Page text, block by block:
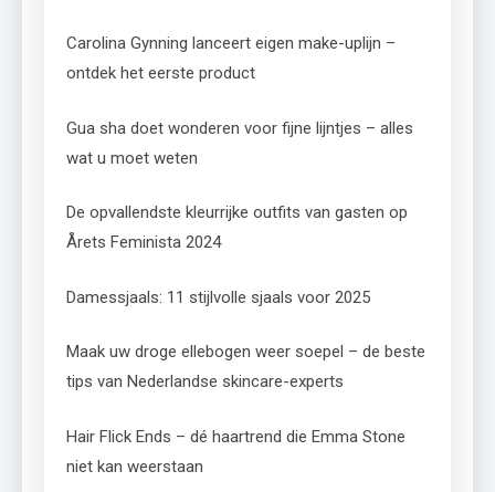
Carolina Gynning lanceert eigen make-uplijn –
ontdek het eerste product
Gua sha doet wonderen voor fijne lijntjes – alles
wat u moet weten
De opvallendste kleurrijke outfits van gasten op
Årets Feminista 2024
Damessjaals: 11 stijlvolle sjaals voor 2025
Maak uw droge ellebogen weer soepel – de beste
tips van Nederlandse skincare-experts
Hair Flick Ends – dé haartrend die Emma Stone
niet kan weerstaan